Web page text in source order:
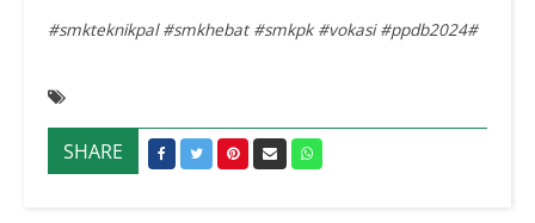
#smkteknikpal #smkhebat #smkpk #vokasi #ppdb2024#
SHARE